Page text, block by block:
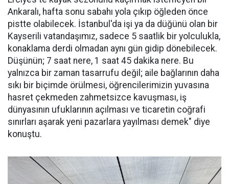
Ankaralı, hafta sonu sabahı yola çıkıp öğleden önce
pistte olabilecek. İstanbul'da işi ya da düğünü olan bir
Kayserili vatandaşımız, sadece 5 saatlik bir yolculukla,
konaklama derdi olmadan aynı gün gidip dönebilecek.
Düşünün; 7 saat nere, 1 saat 45 dakika nere. Bu
yalnızca bir zaman tasarrufu değil; aile bağlarının daha
sıkı bir biçimde örülmesi, öğrencilerimizin yuvasına
hasret çekmeden zahmetsizce kavuşması, iş
dünyasının ufuklarının açılması ve ticaretin coğrafi
sınırları aşarak yeni pazarlara yayılması demek" diye
konuştu.